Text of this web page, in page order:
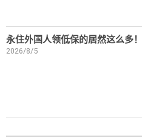
永住外国人领低保的居然这么多！
2026/8/5